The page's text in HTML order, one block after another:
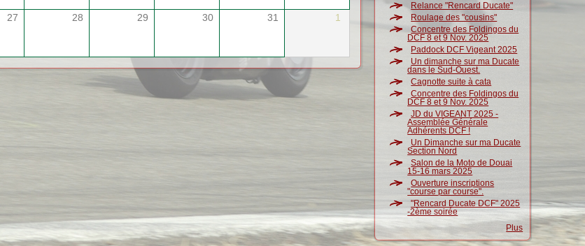
27 28 29 30 31 1
Relance "Rencard Ducate"
Roulage des "cousins"
Concentre des Foldingos du
DCF 8 et 9 Nov. 2025
Paddock DCF Vigeant 2025
Un dimanche sur ma Ducate
dans le Sud-Ouest.
Cagnotte suite à cata
Concentre des Foldingos du
DCF 8 et 9 Nov. 2025
JD du VIGEANT 2025 -
Assemblée Générale
Adhérents DCF !
Un Dimanche sur ma Ducate
Section Nord
Salon de la Moto de Douai
15-16 mars 2025
Ouverture inscriptions
"course par course".
"Rencard Ducate DCF" 2025
-2ème soirée
Plus